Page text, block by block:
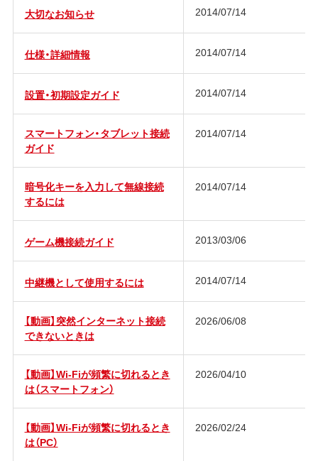
大切なお知らせ 2014/07/14
仕様・詳細情報 2014/07/14
設置・初期設定ガイド 2014/07/14
スマートフォン・タブレット接続
ガイド
2014/07/14
暗号化キーを入力して無線接続
するには
2014/07/14
ゲーム機接続ガイド 2013/03/06
中継機として使用するには 2014/07/14
【動画】突然インターネット接続
できないときは
2026/06/08
【動画】Wi-Fiが頻繁に切れるとき
は（スマートフォン）
2026/04/10
【動画】Wi-Fiが頻繁に切れるとき
は（PC）
2026/02/24